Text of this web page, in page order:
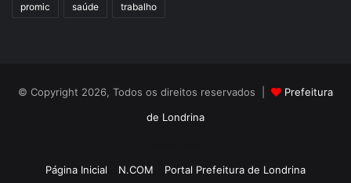
promic saúde trabalho
© Copyright 2026, Todos os direitos reservados |
Prefeitura
de Londrina
Página Inicial N.COM Portal Prefeitura de Londrina